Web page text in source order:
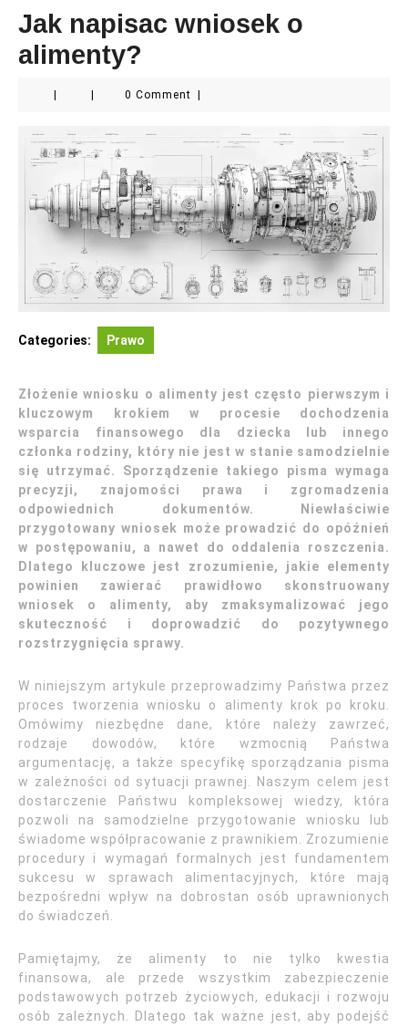
Jak napisac wniosek o
alimenty?
0 Comment
Categories: Prawo
Złożenie wniosku o alimenty jest często pierwszym i
kluczowym krokiem w procesie dochodzenia
wsparcia finansowego dla dziecka lub innego
członka rodziny, który nie jest w stanie samodzielnie
się utrzymać. Sporządzenie takiego pisma wymaga
precyzji, znajomości prawa i zgromadzenia
odpowiednich dokumentów. Niewłaściwie
przygotowany wniosek może prowadzić do opóźnień
w postępowaniu, a nawet do oddalenia roszczenia.
Dlatego kluczowe jest zrozumienie, jakie elementy
powinien zawierać prawidłowo skonstruowany
wniosek o alimenty, aby zmaksymalizować jego
skuteczność i doprowadzić do pozytywnego
rozstrzygnięcia sprawy.
W niniejszym artykule przeprowadzimy Państwa przez
proces tworzenia wniosku o alimenty krok po kroku.
Omówimy niezbędne dane, które należy zawrzeć,
rodzaje dowodów, które wzmocnią Państwa
argumentację, a także specyfikę sporządzania pisma
w zależności od sytuacji prawnej. Naszym celem jest
dostarczenie Państwu kompleksowej wiedzy, która
pozwoli na samodzielne przygotowanie wniosku lub
świadome współpracowanie z prawnikiem. Zrozumienie
procedury i wymagań formalnych jest fundamentem
sukcesu w sprawach alimentacyjnych, które mają
bezpośredni wpływ na dobrostan osób uprawnionych
do świadczeń.
Pamiętajmy, że alimenty to nie tylko kwestia
finansowa, ale przede wszystkim zabezpieczenie
podstawowych potrzeb życiowych, edukacji i rozwoju
osób zależnych. Dlatego tak ważne jest, aby podejść